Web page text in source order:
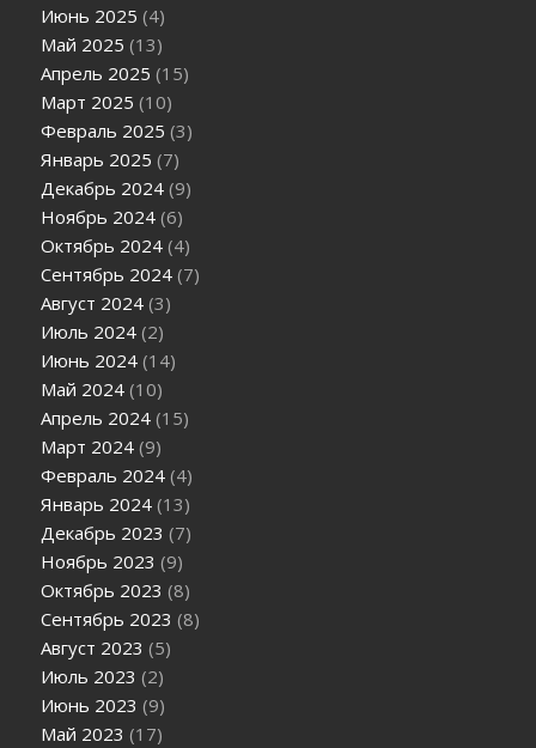
Июнь 2025 (4)
Май 2025 (13)
Апрель 2025 (15)
Март 2025 (10)
Февраль 2025 (3)
Январь 2025 (7)
Декабрь 2024 (9)
Ноябрь 2024 (6)
Октябрь 2024 (4)
Сентябрь 2024 (7)
Август 2024 (3)
Июль 2024 (2)
Июнь 2024 (14)
Май 2024 (10)
Апрель 2024 (15)
Март 2024 (9)
Февраль 2024 (4)
Январь 2024 (13)
Декабрь 2023 (7)
Ноябрь 2023 (9)
Октябрь 2023 (8)
Сентябрь 2023 (8)
Август 2023 (5)
Июль 2023 (2)
Июнь 2023 (9)
Май 2023 (17)